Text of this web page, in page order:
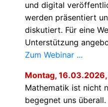
und digital
werden präsentiert
diskutiert. Für eine
Unterstützung
Zum Webinar ...
Montag,
Mathematik ist nicht
begegnet uns überall.